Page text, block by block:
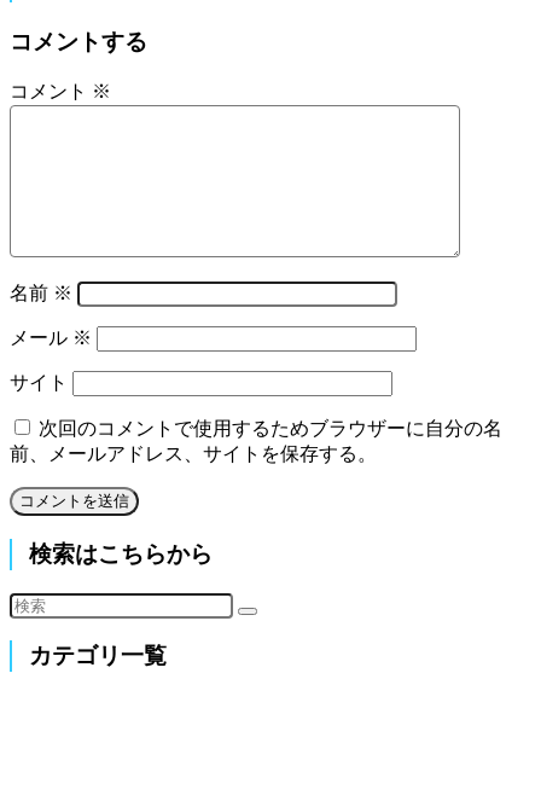
コメントする
コメント ※
名前 ※
メール ※
サイト
次回のコメントで使用するためブラウザーに自分の名
前、メールアドレス、サイトを保存する。
検索はこちらから
カテゴリ一覧